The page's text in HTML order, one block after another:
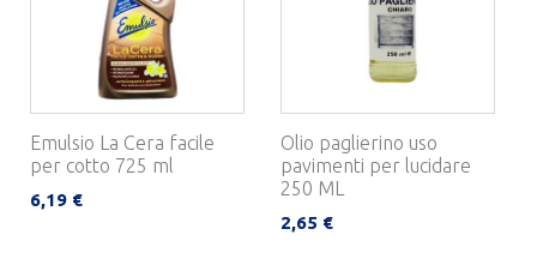
Emulsio La Cera facile
per cotto 725 ml
6,19 €
Olio paglierino uso
pavimenti per lucidare
250 ML
2,65 €